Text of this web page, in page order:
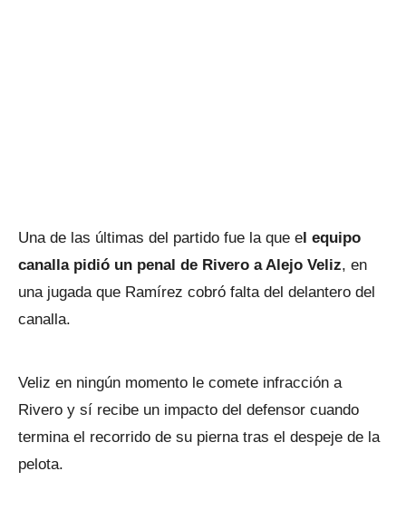
Una de las últimas del partido fue la que el equipo
canalla pidió un penal de Rivero a Alejo Veliz, en
una jugada que Ramírez cobró falta del delantero del
canalla.
Veliz en ningún momento le comete infracción a
Rivero y sí recibe un impacto del defensor cuando
termina el recorrido de su pierna tras el despeje de la
pelota.